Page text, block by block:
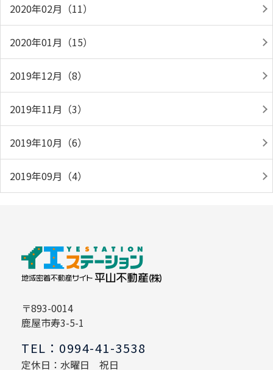
2020年02月（11）
2020年01月（15）
2019年12月（8）
2019年11月（3）
2019年10月（6）
2019年09月（4）
〒893-0014
鹿屋市寿3-5-1
TEL：0994-41-3538
定休日：水曜日 祝日